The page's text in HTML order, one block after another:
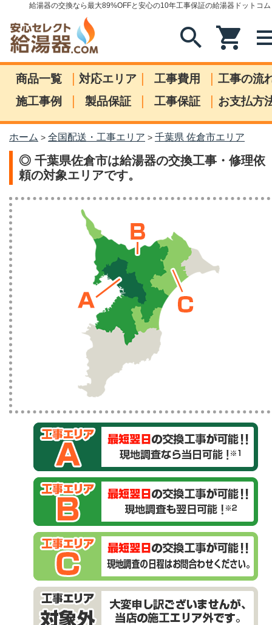
給湯器の交換なら最大89%OFFと安心の10年工事保証の給湯器ドットコム
search shopping_cart
商品一覧 | 対応エリア | 工事費用 | 工事の流
施工事例
| 製品保証 | 工事保証 | お支払方
ホーム > 全国配送・工事エリア > 千葉県 佐倉市エリア
◎ 千葉県佐倉市は給湯器の交換工事・修理依
頼の対象エリアです。